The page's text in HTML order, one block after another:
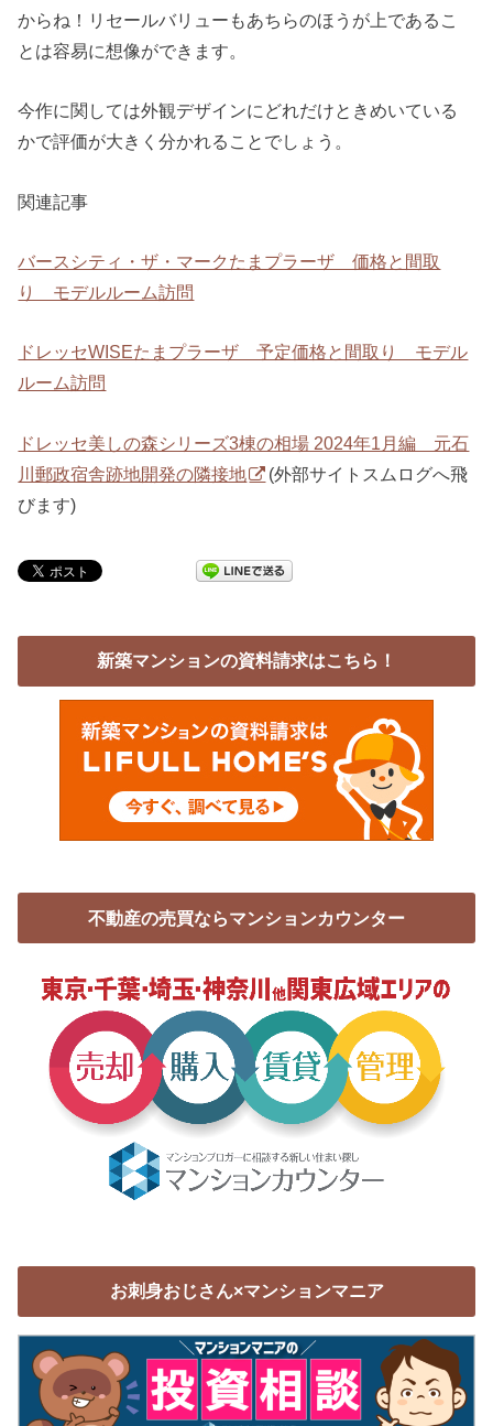
からね！リセールバリューもあちらのほうが上であるこ
とは容易に想像ができます。
今作に関しては外観デザインにどれだけときめいている
かで評価が大きく分かれることでしょう。
関連記事
バースシティ・ザ・マークたまプラーザ 価格と間取
り モデルルーム訪問
ドレッセWISEたまプラーザ 予定価格と間取り モデル
ルーム訪問
ドレッセ美しの森シリーズ3棟の相場 2024年1月編 元石
川郵政宿舎跡地開発の隣接地
(外部サイトスムログへ飛
びます)
新築マンションの資料請求はこちら！
不動産の売買ならマンションカウンター
お刺身おじさん×マンションマニア